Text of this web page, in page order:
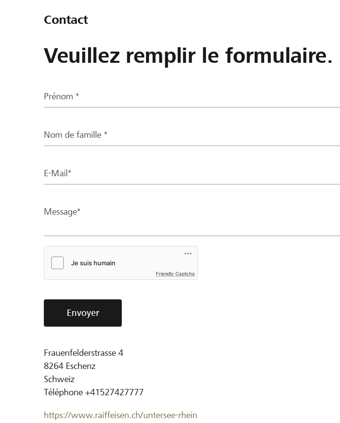
Contact
Veuillez remplir le formulaire.
Prénom *
Nom de famille *
E-Mail*
Message*
Friendly Captcha
Envoyer
Frauenfelderstrasse 4
8264 Eschenz
Schweiz
Téléphone +41527427777
https://www.raiffeisen.ch/untersee-rhein